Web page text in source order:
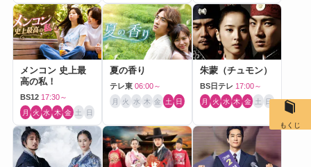
メンコン 史上最
高の私！
BS12 17:30～
月 火 水 木 金 土 日
夏の香り
テレ東 06:00～
月 火 水 木 金 土 日
朱蒙（チュモン）
BS日テレ 17:00～
月 火 水 木 金 土 日
もくじ